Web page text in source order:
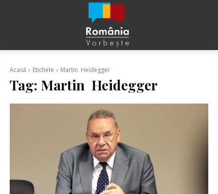
Acasă Etichete Martin Heidegger
Tag: Martin Heidegger